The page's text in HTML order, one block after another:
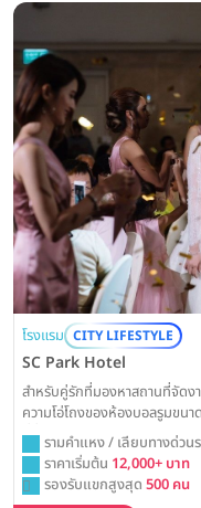
โรงแรม CITY LIFESTYLE
SC Park Hotel
สำหรับคู่รักที่มองหาสถานที่จัด
ความโอ่โถงของห้องบอลรูมข
ที่ซึ่งความสุขและความเป็นกันเอ
รามคำแหง / เลียบทางด่วน
ราคาเริ่มต้น 12,000+ บาท
รองรับแขกสูงสุด 500 คน